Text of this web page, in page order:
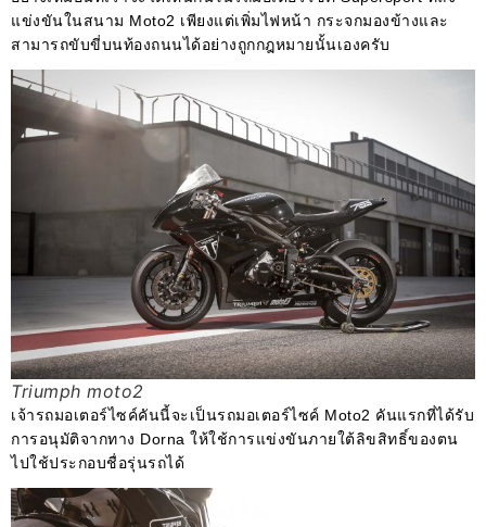
แข่งขันในสนาม Moto2 เพียงแต่เพิ่มไฟหน้า กระจกมองข้างและ
สามารถขับขี่บนท้องถนนได้อย่างถูกกฎหมายนั้นเองครับ
Triumph moto2
เจ้ารถมอเตอร์ไซค์คันนี้จะเป็นรถมอเตอร์ไซค์ Moto2 คันแรกที่ได้รับ
การอนุมัติจากทาง Dorna ให้ใช้การแข่งขันภายใต้ลิขสิทธิ์ของตน
ไปใช้ประกอบชื่อรุ่นรถได้